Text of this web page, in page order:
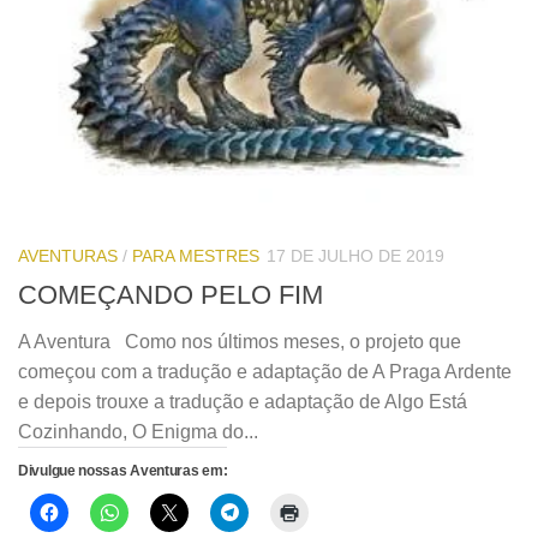
AVENTURAS / PARA MESTRES 17 DE JULHO DE 2019
COMEÇANDO PELO FIM
A Aventura Como nos últimos meses, o projeto que
começou com a tradução e adaptação de A Praga Ardente
e depois trouxe a tradução e adaptação de Algo Está
Cozinhando, O Enigma do...
Divulgue nossas Aventuras em: